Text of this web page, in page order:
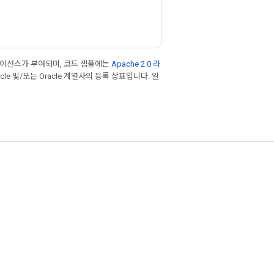
선스가 부여되며, 코드 샘플에는 Apache 2.0 라
및/또는 Oracle 계열사의 등록 상표입니다. 일